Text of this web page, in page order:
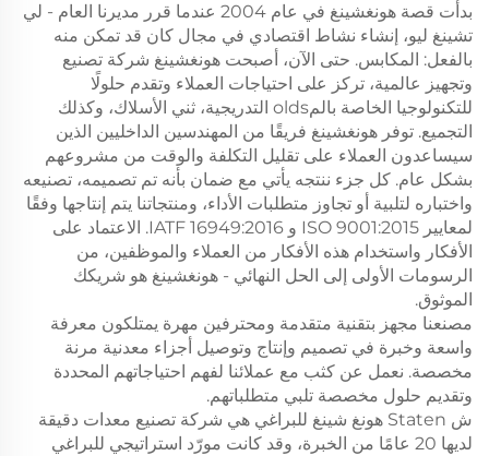
بدأت قصة هونغشينغ في عام 2004 عندما قرر مديرنا العام - لي
تشينغ ليو، إنشاء نشاط اقتصادي في مجال كان قد تمكن منه
بالفعل: المكابس. حتى الآن، أصبحت هونغشينغ شركة تصنيع
وتجهيز عالمية، تركز على احتياجات العملاء وتقدم حلولًا
للتكنولوجيا الخاصة بالمolds التدريجية، ثني الأسلاك، وكذلك
التجميع. توفر هونغشينغ فريقًا من المهندسين الداخليين الذين
سيساعدون العملاء على تقليل التكلفة والوقت من مشروعهم
بشكل عام. كل جزء ننتجه يأتي مع ضمان بأنه تم تصميمه، تصنيعه
واختباره لتلبية أو تجاوز متطلبات الأداء، ومنتجاتنا يتم إنتاجها وفقًا
لمعايير ISO 9001:2015 و IATF 16949:2016. الاعتماد على
الأفكار واستخدام هذه الأفكار من العملاء والموظفين، من
الرسومات الأولى إلى الحل النهائي - هونغشينغ هو شريكك
الموثوق.
مصنعنا مجهز بتقنية متقدمة ومحترفين مهرة يمتلكون معرفة
واسعة وخبرة في تصميم وإنتاج وتوصيل أجزاء معدنية مرنة
مخصصة. نعمل عن كثب مع عملائنا لفهم احتياجاتهم المحددة
وتقديم حلول مخصصة تلبي متطلباتهم.
ش Staten هونغ شينغ للبراغي هي شركة تصنيع معدات دقيقة
لديها 20 عامًا من الخبرة، وقد كانت مورّد استراتيجي للبراغي